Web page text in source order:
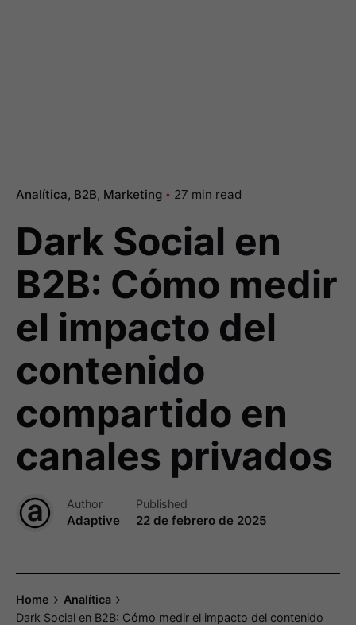
Analítica B2B Marketing 27 min read
Dark Social en
B2B: Cómo medir
el impacto del
contenido
compartido en
canales privados
Author
Adaptive
Published
22 de febrero de 2025
Home
Analítica
Dark Social en B2B: Cómo medir el impacto del contenido